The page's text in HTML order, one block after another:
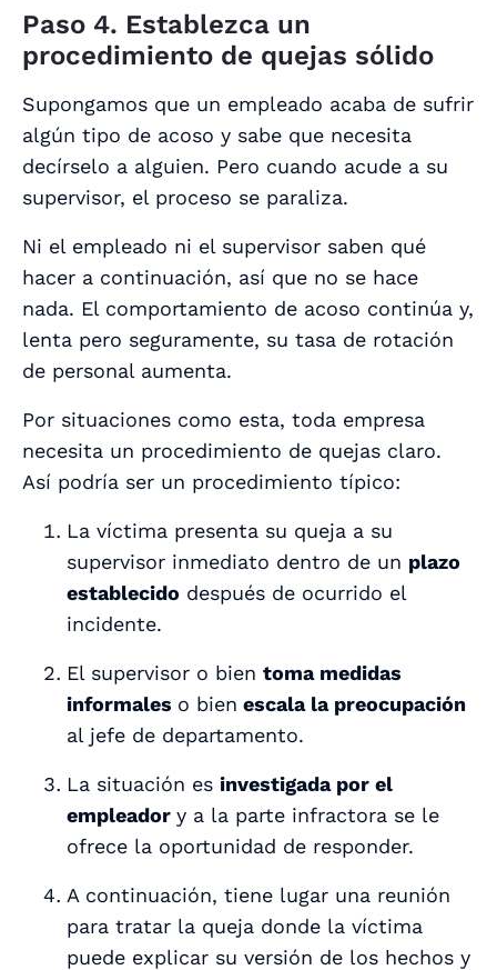
Paso 4. Establezca un
procedimiento de quejas sólido
Supongamos que un empleado acaba de sufrir
algún tipo de acoso y sabe que necesita
decírselo a alguien. Pero cuando acude a su
supervisor, el proceso se paraliza.
Ni el empleado ni el supervisor saben qué
hacer a continuación, así que no se hace
nada. El comportamiento de acoso continúa y,
lenta pero seguramente, su tasa de rotación
de personal aumenta.
Por situaciones como esta, toda empresa
necesita un procedimiento de quejas claro.
Así podría ser un procedimiento típico:
La víctima presenta su queja a su
supervisor inmediato dentro de un plazo
establecido después de ocurrido el
incidente.
El supervisor o bien toma medidas
informales o bien escala la preocupación
al jefe de departamento.
La situación es investigada por el
empleador y a la parte infractora se le
ofrece la oportunidad de responder.
A continuación, tiene lugar una reunión
para tratar la queja donde la víctima
puede explicar su versión de los hechos y